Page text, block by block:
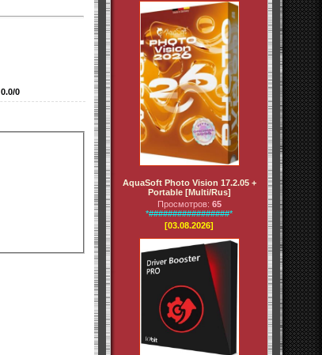
0.0/0
AquaSoft Photo Vision 17.2.05 +
Portable [Multi/Rus]
Просмотров: 65
*#################*
[03.08.2026]